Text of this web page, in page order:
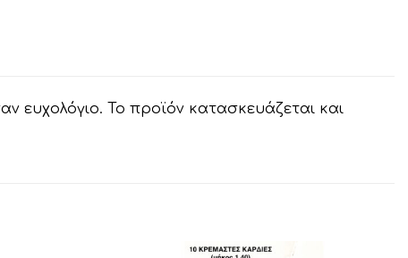
ευχολόγιο. Το προϊόν κατασκευάζεται και